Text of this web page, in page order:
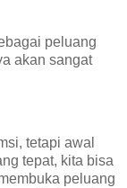
peluang
akan sangat
tetapi awal
tepat, kita bisa
peluang